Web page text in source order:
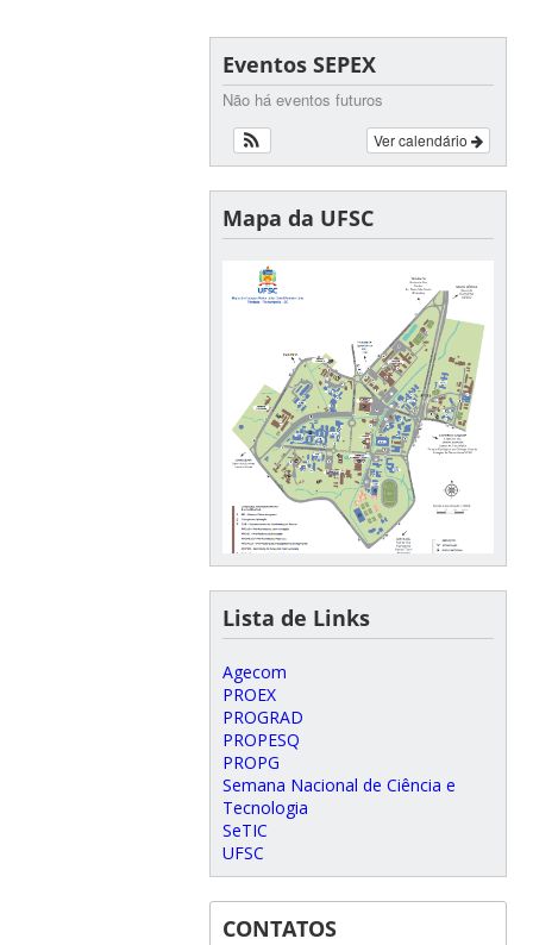
Eventos SEPEX
Não há eventos futuros
Ver calendário
Mapa da UFSC
Lista de Links
Agecom
PROEX
PROGRAD
PROPESQ
PROPG
Semana Nacional de Ciência e
Tecnologia
SeTIC
UFSC
CONTATOS